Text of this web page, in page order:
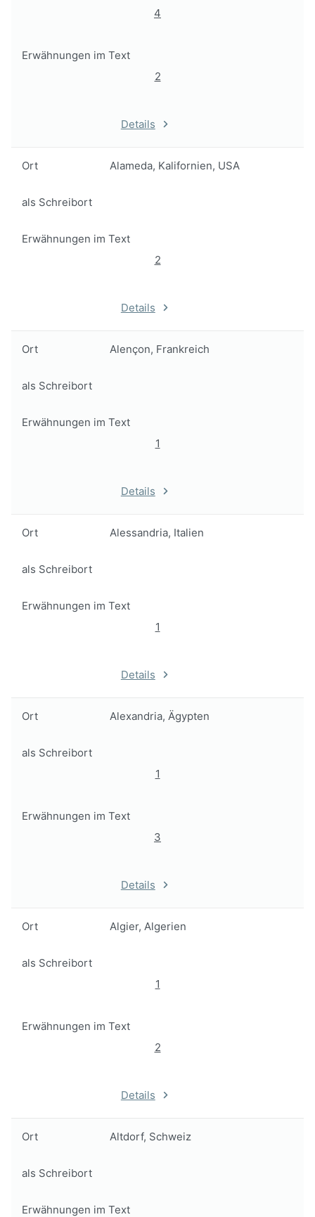
4
Erwähnungen im Text
2
Details
Ort Alameda, Kalifornien, USA
als Schreibort
Erwähnungen im Text
2
Details
Ort Alençon, Frankreich
als Schreibort
Erwähnungen im Text
1
Details
Ort Alessandria, Italien
als Schreibort
Erwähnungen im Text
1
Details
Ort Alexandria, Ägypten
als Schreibort
1
Erwähnungen im Text
3
Details
Ort Algier, Algerien
als Schreibort
1
Erwähnungen im Text
2
Details
Ort Altdorf, Schweiz
als Schreibort
Erwähnungen im Text